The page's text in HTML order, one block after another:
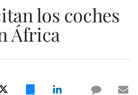
los coches
África